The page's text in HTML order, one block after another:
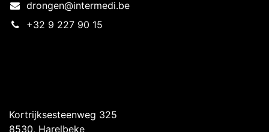
drongen@intermedi.be
+32 9 227 90 15
Kortrijksesteenweg 325
8530, Harelbeke